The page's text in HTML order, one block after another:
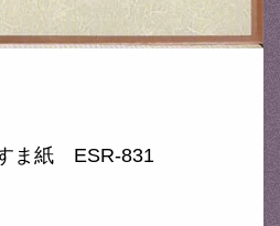
ま紙 ESR-831